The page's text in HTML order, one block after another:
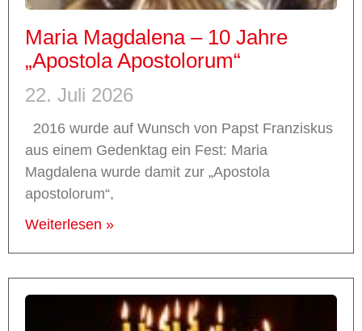
Maria Magdalena – 10 Jahre
„Apostola Apostolorum“
22. Juli 2026
2016 wurde auf Wunsch von Papst Franziskus
aus einem Gedenktag ein Fest: Maria
Magdalena wurde damit zur „Apostola
apostolorum“,
Weiterlesen »